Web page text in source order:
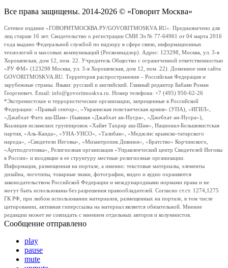
Все права защищены. 2014-2026 © «Говорит Москва»
Сетевое издание «ГОВОРИТМОСКВА.РУ/GOVORITMOSKVA.RU». Предназначено для
лиц старше 16 лет. Свидетельство о регистрации СМИ Эл № 77-64961 от 04 марта 2016
года выдано Федеральной службой по надзору в сфере связи, информационных
технологий и массовых коммуникаций (Роскомнадзор). Адрес: 123298, Москва, ул. 3-я
Хорошевская, дом 12, пом. 22. Учредитель Общество с ограниченной ответственностью
«РУ ФМ» (123298 Москва, ул. 3-я Хорошевская, дом 12, пом. 22). Доменное имя сайта
GOVORITMOSKVA.RU. Территория распространения – Российская Федерация и
зарубежные страны. Языки: русский и английский. Главный редактор Бабаян Роман
Георгиевич. Email: info@govoritmoskva.ru. Номер телефона: +7 (495) 950-62-26
*Экстремистские и террористические организации, запрещенные в Российской
Федерации: «Правый сектор», «Украинская повстанческая армия» (УПА), «ИГИЛ»,
«Джабхат Фатх аш-Шам» (бывшая «Джабхат ан-Нусра», «Джебхат ан-Нусра»),
Коалиция исламских группировок «Хайят Тахрир аш-Шам», Национал-Большевистская
партия, «Аль-Каида», «УНА-УНСО», «Талибан», «Меджлис крымско-татарского
народа», «Свидетели Иеговы», «Мизантропик Дивижн», «Братство» Корчинского,
«Артподготовка», Религиозная организация «Управленческий центр Свидетелей Иеговы
в России» и входящие в ее структуру местные религиозные организации.
Информация, размещенная на портале, а именно: текстовые материалы, элементы
дизайна, логотипы, товарные знаки, фотографии, видео и аудио охраняются
законодательством Российской Федерации и международными нормами права и не
могут быть использованы без разрешения правообладателей. Согласно ст.ст. 1274,1275
ГК РФ, при любом использовании материалов, размещенных на портале, в том числе
цитировании, активная гиперссылка на материал является обязательной. Мнение
редакции может не совпадать с мнением отдельных авторов и колумнистов.
Сообщение отправлено
play
pause
mute